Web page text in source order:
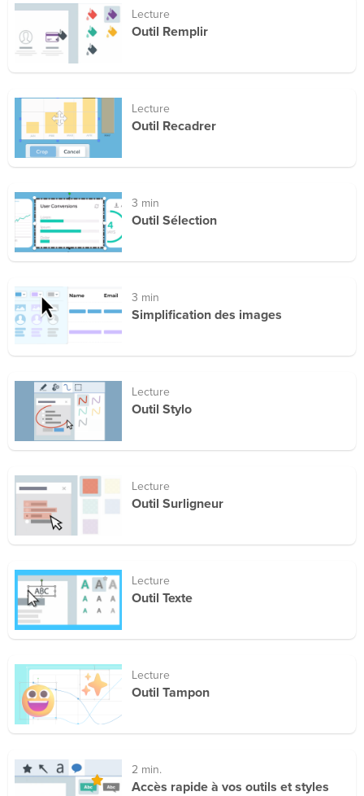
Lecture
Outil Remplir
Lecture
Outil Recadrer
3 min
Outil Sélection
3 min
Simplification des images
Lecture
Outil Stylo
Lecture
Outil Surligneur
Lecture
Outil Texte
Lecture
Outil Tampon
2 min.
Accès rapide à vos outils et styles